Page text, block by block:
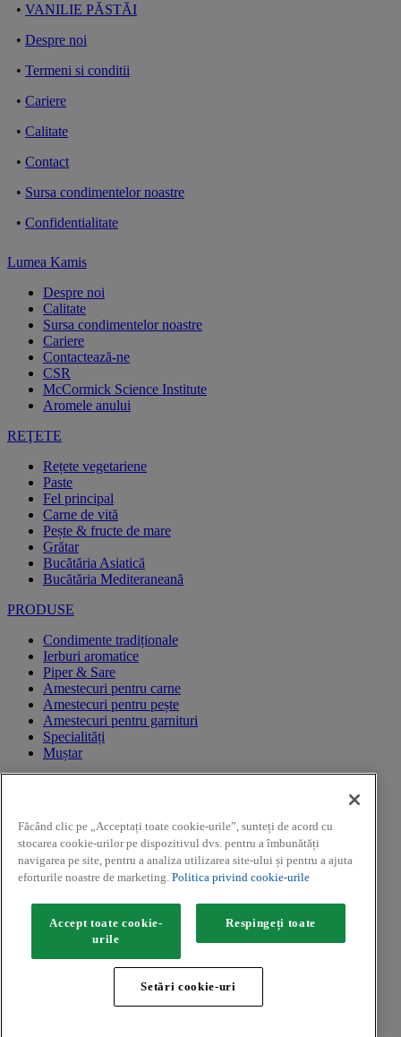
• VANILIE PĂSTĂI
• Despre noi
• Termeni si conditii
• Cariere
• Calitate
• Contact
• Sursa condimentelor noastre
• Confidentialitate
Lumea Kamis
Despre noi
Calitate
Sursa condimentelor noastre
Cariere
Contactează-ne
CSR
McCormick Science Institute
Aromele anului
REŢETE
Rețete vegetariene
Paste
Fel principal
Carne de vită
Pește & fructe de mare
Grătar
Bucătăria Asiatică
Bucătăria Mediteraneană
PRODUSE
Condimente tradiționale
Ierburi aromatice
Piper & Sare
Amestecuri pentru carne
Amestecuri pentru pește
Amestecuri pentru garnituri
Specialități
Muștar
CAMPANII PROMOTIONALE
Facebook
Youtube
Copyright ©2026 Kamis (McCormick & Company, Inc). Toate
drepturile rezervate. Imaginile asociate rețetelor sunt cu titlu de
prezentare.
Politica privind cookie-urile
Făcând clic pe „Acceptați toate cookie-urile”, sunteți de acord cu
stocarea cookie-urilor pe dispozitivul dvs. pentru a îmbunătăți
navigarea pe site, pentru a analiza utilizarea site-ului și pentru a ajuta
eforturile noastre de marketing. Politica privind cookie-urile
Accept toate cookie-
urile
Respingeți toate
Setări cookie-uri